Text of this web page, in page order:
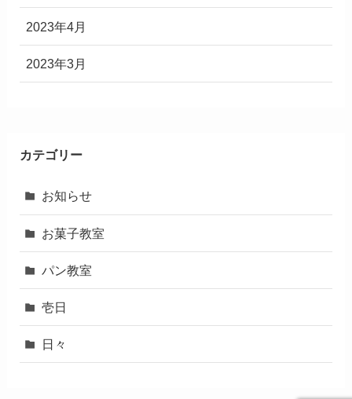
2023年4月
2023年3月
カテゴリー
お知らせ
お菓子教室
パン教室
壱日
日々